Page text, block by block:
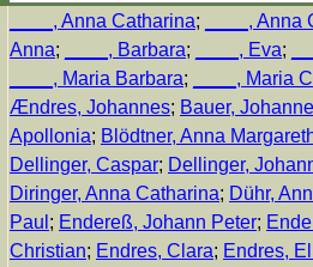
____, Anna Catharina; ____, Anna
Anna; ____, Barbara; ____, Eva;
____, Maria Barbara; ____, Maria
Ændres, Johannes; Bauer,
Apollonia; Blödtner, Anna
Dellinger, Caspar; Dellinger,
Diringer, Anna Catharina; Dühr,
Paul ; Endereß, Johann Peter;
Christian; Endres, Clara; Endres,